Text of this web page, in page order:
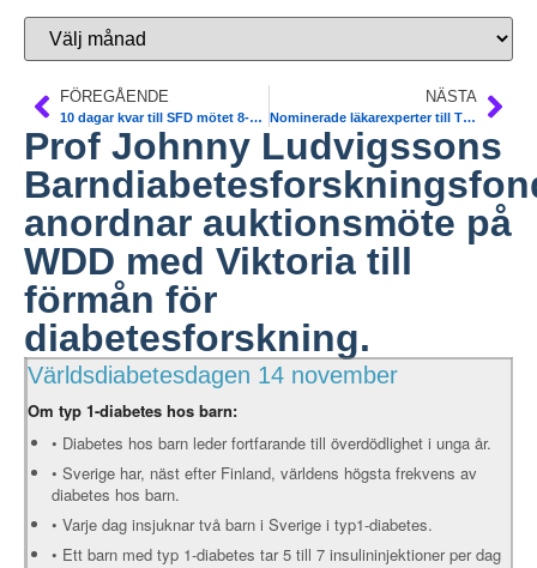
FÖREGÅENDE
10 dagar kvar till SFD mötet 8-9 nov i Sthlm, satelitmöte 7/11. Anmäl Dig
NÄSTA
Nominerade läkarexperter till TLVs insulinpumpgrupp.
Prof Johnny Ludvigssons
anordnar auktionsmöte på
WDD med Viktoria till
förmån för
diabetesforskning.
Världsdiabetesdagen 14 november
Om typ 1-diabetes hos barn:
• Diabetes hos barn leder fortfarande till överdödlighet i unga år.
• Sverige har, näst efter Finland, världens högsta frekvens av
diabetes hos barn.
• Varje dag insjuknar två barn i Sverige i typ1-diabetes.
• Ett barn med typ 1‐diabetes tar 5 till 7 insulininjektioner per dag